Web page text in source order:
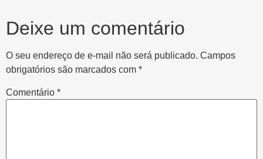
Deixe um comentário
O seu endereço de e-mail não será publicado. Campos
obrigatórios são marcados com *
Comentário *